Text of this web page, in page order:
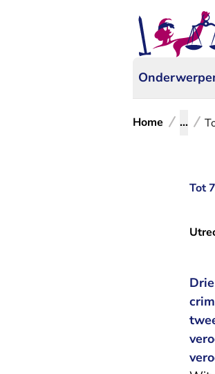
Home ...
Tot